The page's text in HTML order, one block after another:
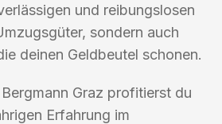
und reibungslosen
sondern auch
deinen Geldbeutel schonen.
Graz profitierst du
Erfahrung im